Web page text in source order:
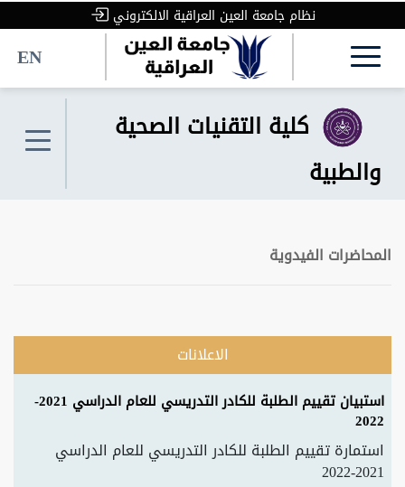
نظام جامعة العين العراقية الالكتروني
EN
كلية التقنيات الصحية
والطبية
المحاضرات الفيدوية
الاعلانات
استبيان تقييم الطلبة للكادر التدريسي للعام الدراسي 2021-
2022
استمارة تقييم الطلبة للكادر التدريسي للعام الدراسي
2021-2022